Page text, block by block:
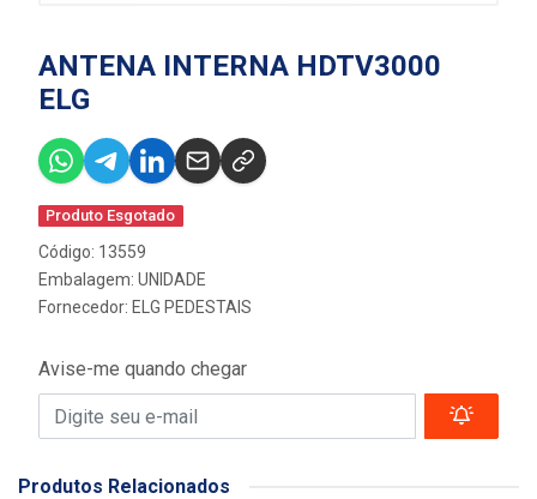
ANTENA INTERNA HDTV3000
ELG
Produto Esgotado
Código: 13559
Embalagem: UNIDADE
Fornecedor: ELG PEDESTAIS
Avise-me quando chegar
Produtos Relacionados